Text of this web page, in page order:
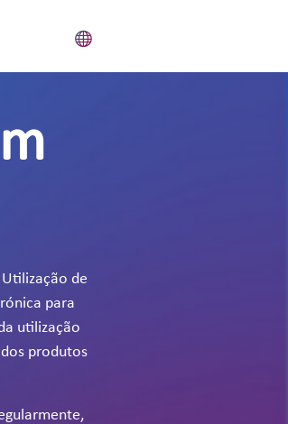
de
para
utilização
produtos